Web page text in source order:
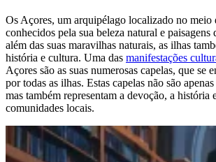
Os Açores, um arquipélago localizado no meio
conhecidos pela sua beleza natural e paisagens
além das suas maravilhas naturais, as ilhas
história e cultura. Uma das manifestações
Açores são as suas numerosas capelas, que se
por todas as ilhas. Estas capelas não são
mas também representam a devoção, a história
comunidades locais.